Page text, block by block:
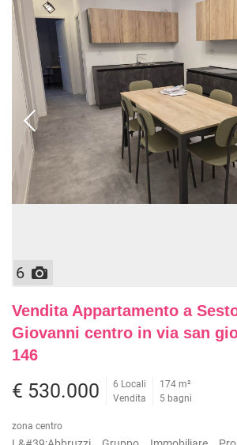
6
Vendita Appartamento a
Giovanni centro in via san
146
€ 530.000
6 Locali
Vendita
174 m²
5 bagni
zona centro